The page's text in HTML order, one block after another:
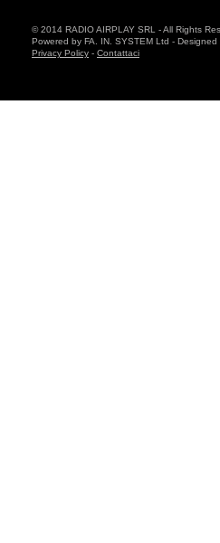
© 2014 RADIO AIRPLAY SRL - All Rights
Powered by FA. IN. SYSTEM Ltd -
Privacy Policy - Contattaci